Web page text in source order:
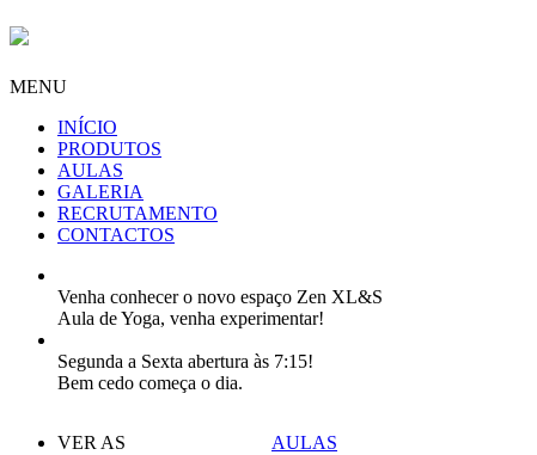
MENU
INÍCIO
PRODUTOS
AULAS
GALERIA
RECRUTAMENTO
CONTACTOS
Venha conhecer o novo espaço Zen XL&S
Aula de Yoga, venha experimentar!
Segunda a Sexta abertura às 7:15!
Bem cedo começa o dia.
VER AS
AULAS